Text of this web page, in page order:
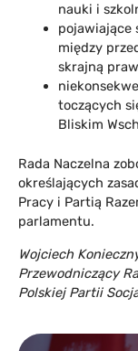
nauki i
pojawiające
między
skrajną
toczących
Bliskim
Rada Naczelna
określających
Pracy i Partią
parlamentu.
Wojciech
Przewodniczący
Polskiej Partii